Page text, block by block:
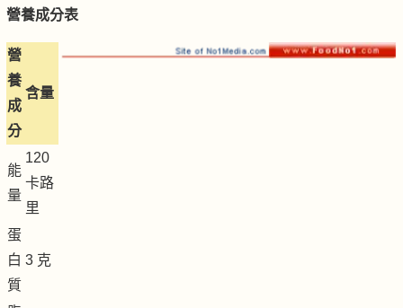
營養成分表
營
養
成
分
含量
能
量
120
卡路
里
蛋
白
質
3 克